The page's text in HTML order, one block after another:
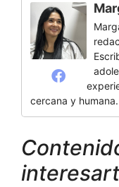
cercana y humana.